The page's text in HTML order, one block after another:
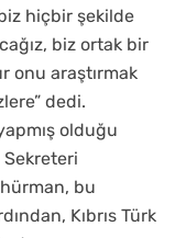
hiçbir şekilde
biz ortak bir
onu araştırmak
dedi.
olduğu
bu
Kıbrıs Türk